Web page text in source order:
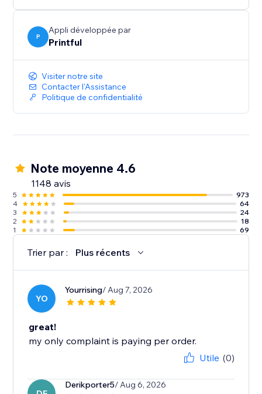
Pour utiliser l'application Printful, installez d'abord
l'application Wix.
P
Appli développée par
Printful
Visiter notre site
Contacter l'Assistance
Politique de confidentialité
Note moyenne 4.6
1148 avis
5
973
4
64
3
24
2
18
1
69
Trier par : Plus récents
YO
Yourrising/ Aug 7, 2026
great!
my only complaint is paying per order.
Utile (0)
Derikporter5/ Aug 6, 2026